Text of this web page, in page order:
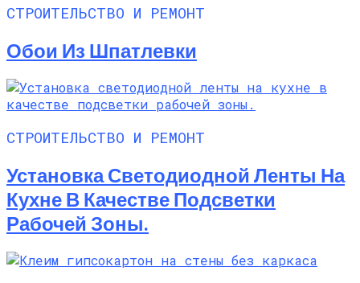
СТРОИТЕЛЬСТВО И РЕМОНТ
Обои Из Шпатлевки
СТРОИТЕЛЬСТВО И РЕМОНТ
Установка Светодиодной Ленты На
Кухне В Качестве Подсветки
Рабочей Зоны.